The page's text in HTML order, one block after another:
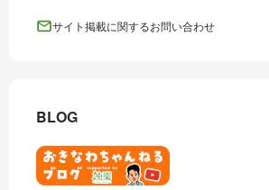
サイト掲載に関するお問い合わせ
BLOG